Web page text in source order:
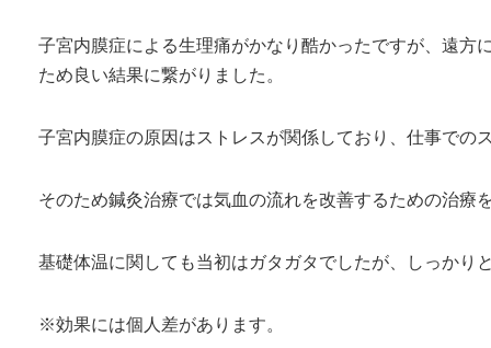
子宮内膜症による生理痛がかなり酷かったですが、遠方
ため良い結果に繋がりました。
子宮内膜症の原因はストレスが関係しており、仕事での
そのため鍼灸治療では気血の流れを改善するための治療
基礎体温に関しても当初はガタガタでしたが、しっかり
※効果には個人差があります。